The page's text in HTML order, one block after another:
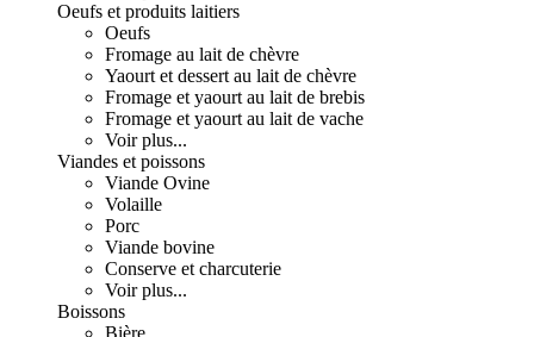
Oeufs et produits laitiers
Oeufs
Fromage au lait de chèvre
Yaourt et dessert au lait de chèvre
Fromage et yaourt au lait de brebis
Fromage et yaourt au lait de vache
Voir plus...
Viandes et poissons
Viande Ovine
Volaille
Porc
Viande bovine
Conserve et charcuterie
Voir plus...
Boissons
Bière